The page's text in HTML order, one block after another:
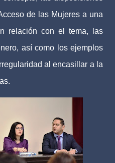
de las Mujeres a una
relación con el tema, las
así como los ejemplos
al encasillar a la